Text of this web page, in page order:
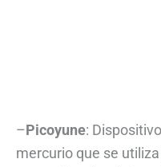
–Picoyune:
mercurio que se